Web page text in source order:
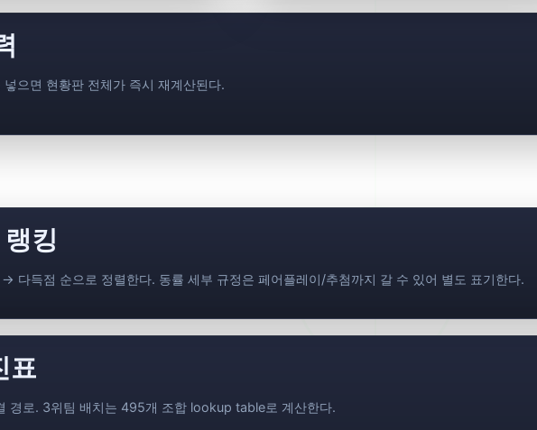
으면 현황판 전체가 즉시 재계산된다.
킹
다득점 순으로 정렬한다. 동률 세부 규정은 페어플레이/추첨까지 갈 수 있어 별도 표기한다.
표
경로. 3위팀 배치는 495개 조합 lookup table로 계산한다.